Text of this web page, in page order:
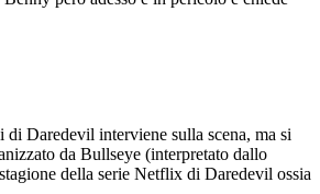
Daredevil interviene sulla scena, ma si
da Bullseye (interpretato dallo
della serie Netflix di Daredevil ossia